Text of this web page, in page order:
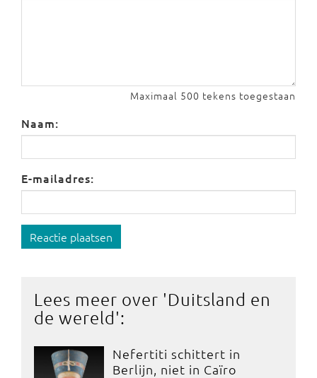
Maximaal 500 tekens toegestaan
Naam:
E-mailadres:
Reactie plaatsen
Lees meer over 'Duitsland en
de wereld':
Nefertiti schittert in
Berlijn, niet in Caïro